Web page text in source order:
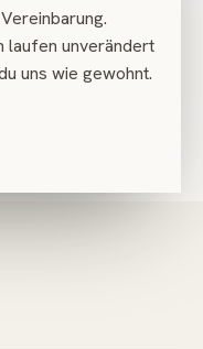
laufen unverändert
uns wie gewohnt.
du hier als PDF-